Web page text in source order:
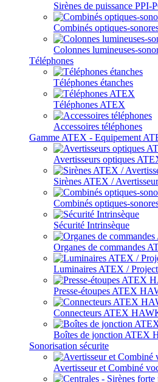
Sirènes de puissance PPI-
Combinés optiques-
Colonnes lumineuses-
Téléphones
Téléphones étanches
Téléphones ATEX
Accessoires téléphones
Gamme ATEX - Equipement
Avertisseurs optiques
Sirènes ATEX /
Combinés optiques-
Sécurité Intrinsèque
Organes de commandes
Luminaires ATEX /
Presse-étoupes ATEX
Connecteurs ATEX
Boîtes de jonction ATEX
Sonorisation sécurite
Avertisseur et Combiné